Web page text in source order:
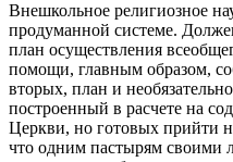
Внешкольное религиозное
продуманной системе.
план осуществления
помощи, главным образом,
вторых, план и
построенный в расчете на
Церкви, но готовых прийти
что одним пастырям своими